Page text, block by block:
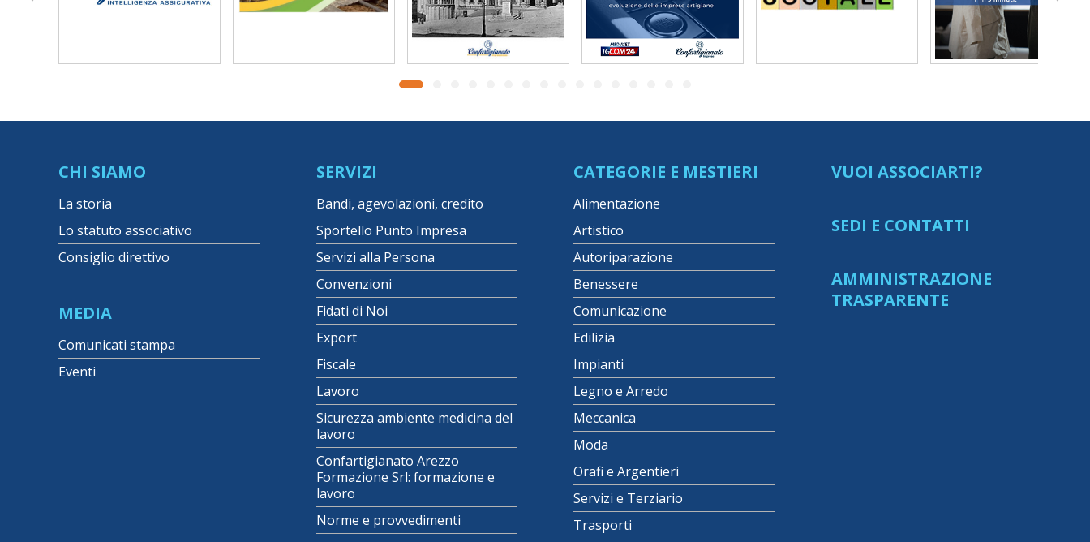
CHI SIAMO
La storia
Lo statuto associativo
Consiglio direttivo
MEDIA
Comunicati stampa
Eventi
SERVIZI
Bandi, agevolazioni, credito
Sportello Punto Impresa
Servizi alla Persona
Convenzioni
Fidati di Noi
Export
Fiscale
Lavoro
Sicurezza ambiente medicina del
lavoro
Confartigianato Arezzo
Formazione Srl: formazione e
lavoro
Norme e provvedimenti
CATEGORIE E MESTIERI
Alimentazione
Artistico
Autoriparazione
Benessere
Comunicazione
Edilizia
Impianti
Legno e Arredo
Meccanica
Moda
Orafi e Argentieri
Servizi e Terziario
Trasporti
VUOI ASSOCIARTI?
SEDI E CONTATTI
AMMINISTRAZIONE
TRASPARENTE